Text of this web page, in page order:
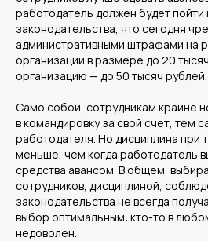
работодатель должен будет
законодательства, что сегодня
административными штрафами на
организации в размере до 20
организацию — до 50 тысяч рублей.
Само собой, сотрудникам крайне
в командировку за свой счет, тем
работодателя. Но дисциплина при
меньше, чем когда работодатель
средства авансом. В общем,
сотрудников, дисциплиной,
законодательства не всегда
выбор оптимальным: кто-то в
недоволен.